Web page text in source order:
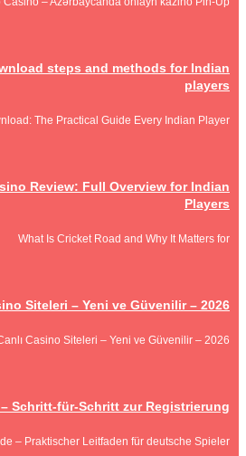
steps and methods for Indian
players
The Practical Guide Every Indian Player
Review: Full Overview for Indian
Players
What Is Cricket Road and Why It Matters for
Siteleri – Yeni ve Güvenilir – 2026
Casino Siteleri – Yeni ve Güvenilir – 2026
Schritt‑für‑Schritt zur Registrierung
– Praktischer Leitfaden für deutsche Spieler